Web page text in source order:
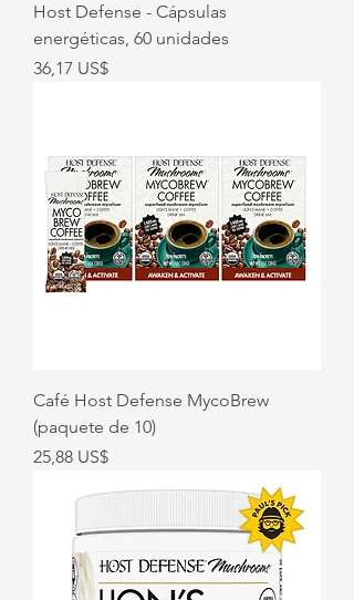
Host Defense - Cápsulas
energéticas, 60 unidades
Precio
36,17 US$
Café Host Defense MycoBrew
(paquete de 10)
Precio
25,88 US$